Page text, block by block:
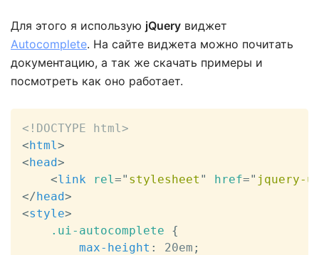
Для этого я использую jQuery виджет
Autocomplete. На сайте виджета можно почитать
документацию, а так же скачать примеры и
посмотреть как оно работает.
<!DOCTYPE html>
<html>
<head>
<link rel=" stylesheet " href=" jquery-
</head>
<style>
.ui-autocomplete
{
max-height : 20em ;